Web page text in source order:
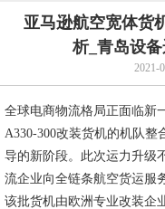
亚马逊航空宽体货
析_青岛设
2021-
全球电商物流格局正面临新
A330-300改装货机的机队
导的新阶段。此次运力升级
流企业向全链条航空货运服
该批货机由欧洲专业改装企